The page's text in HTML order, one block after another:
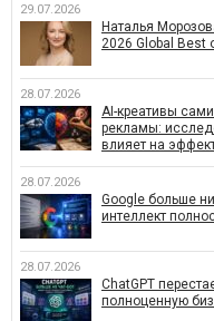
29.07.2026
Наталья
2026 Global Best
28.07.2026
AI-креативы
рекламы:
влияет на
28.07.2026
Google больше
интеллект
28.07.2026
ChatGPT
полноценную